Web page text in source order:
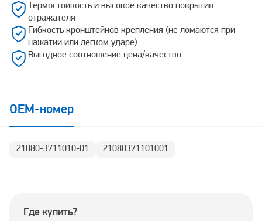
Термостойкость и высокое качество покрытия
отражателя
Гибкость кронштейнов крепления (не ломаются при
нажатии или легком ударе)
Выгодное соотношение цена/качество
OEM-номер
21080-3711010-01 21080371101001
Где купить?